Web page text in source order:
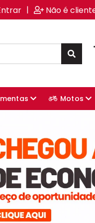
| Não é
Motos